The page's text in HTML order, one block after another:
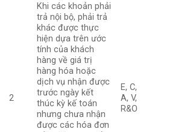
2
Khi các khoản phải
trả nội bộ, phải trả
khác được thực
hiện dựa trên ước
tính của khách
hàng về giá trị
hàng hóa hoặc
dịch vụ nhận được
trước ngày kết
thúc kỳ kế toán
nhưng chưa nhận
được các hóa đơn
E, C,
A, V,
R&O